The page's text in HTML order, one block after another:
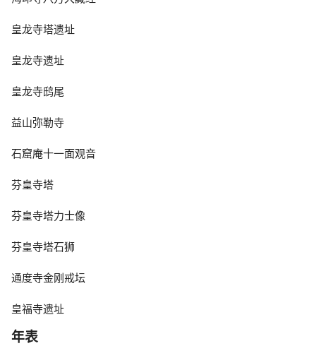
皇龙寺塔遗址
皇龙寺遗址
皇龙寺鸱尾
益山弥勒寺
石窟庵十一面观音
芬皇寺塔
芬皇寺塔力士像
芬皇寺塔石狮
通度寺金刚戒坛
皇福寺遗址
年表